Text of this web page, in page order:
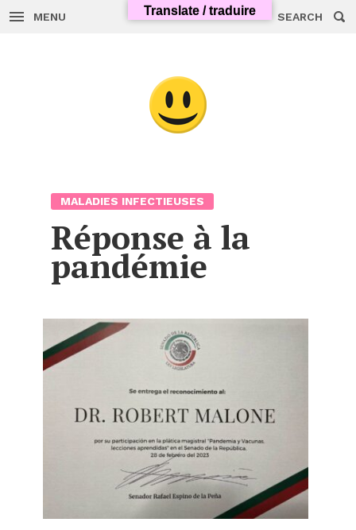
MENU SEARCH
MALADIES INFECTIEUSES
Réponse à la
pandémie
Translate / traduire